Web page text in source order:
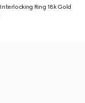
Ring 18k Gold